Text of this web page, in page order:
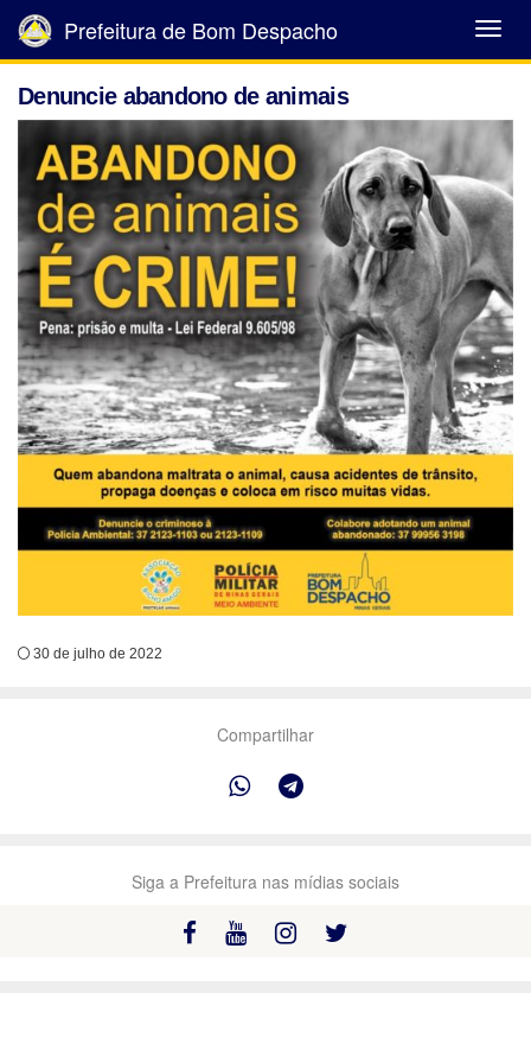
Abrir
Menu
Prefeitura de Bom Despacho
Denuncie abandono de animais
30 de julho de 2022
Compartilhar
Siga a Prefeitura nas mídias sociais